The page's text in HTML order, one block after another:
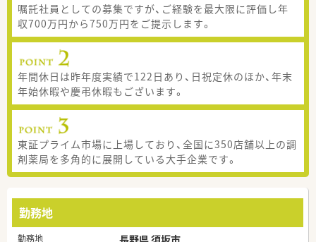
嘱託社員としての募集ですが、ご経験を最大限に評価し年
収700万円から750万円をご提示します。
年間休日は昨年度実績で122日あり、日祝定休のほか、年末
年始休暇や慶弔休暇もございます。
東証プライム市場に上場しており、全国に350店舗以上の調
剤薬局を多角的に展開している大手企業です。
勤務地
勤務地